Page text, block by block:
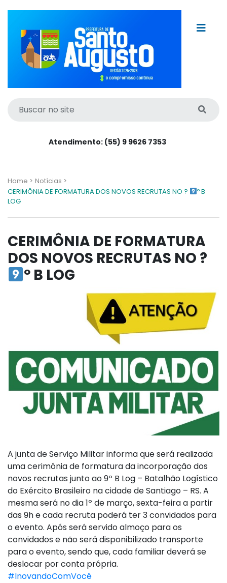
Atendimento: (55) 9 9626 7353
Home > Notícias >
CERIMÔNIA DE FORMATURA DOS NOVOS RECRUTAS NO ?
º B
LOG
CERIMÔNIA DE FORMATURA
DOS NOVOS RECRUTAS NO ?
º B LOG
A junta de Serviço Militar informa que será realizada
uma cerimônia de formatura da incorporação dos
novos recrutas junto ao 9º B Log – Batalhão Logístico
do Exército Brasileiro na cidade de Santiago – RS. A
mesma será no dia 1º de março, sexta-feira a partir
das 9h e cada recruta poderá ter 3 convidados para
o evento. Após será servido almoço para os
convidados e não será disponibilizado transporte
para o evento, sendo que, cada familiar deverá se
deslocar por conta própria.
#InovandoComVocê